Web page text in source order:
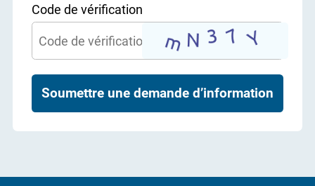
Code de vérification
Soumettre une demande d’information